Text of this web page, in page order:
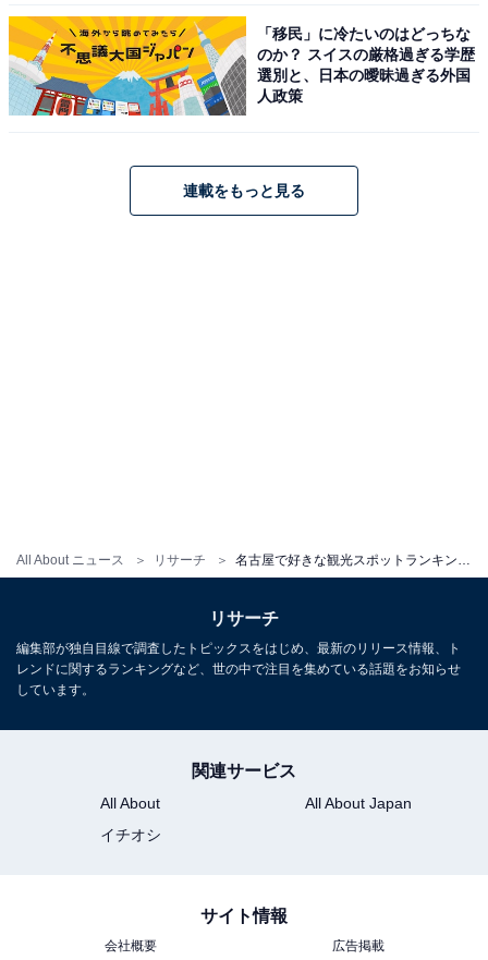
All About ニュース リサーチ
「移民」に冷たいのはどっちな
のか？ スイスの厳格過ぎる学歴
選別と、日本の曖昧過ぎる外国
人政策
連載をもっと見る
リサーチ
編集部が独自目線で調査したトピックスをはじめ、最新のリリース情報、ト
レンドに関するランキングなど、世の中で注目を集めている話題をお知らせ
しています。
関連サービス
All About
All About Japan
イチオシ
サイト情報
会社概要 広告掲載